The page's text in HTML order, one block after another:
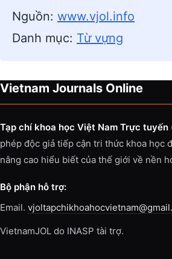
Nguồn: www.vjol.info
Danh mục: Từ vựng
Vietnam Journals Online
Tạp chí khoa học Việt Nam Trực tuyến
phép độc giả tiếp cận tri thức khoa học
nâng cao hiểu biết của thế giới về nền
Bộ phận hỗ trợ:
Email.
VietnamJOL do INASP tài trợ.